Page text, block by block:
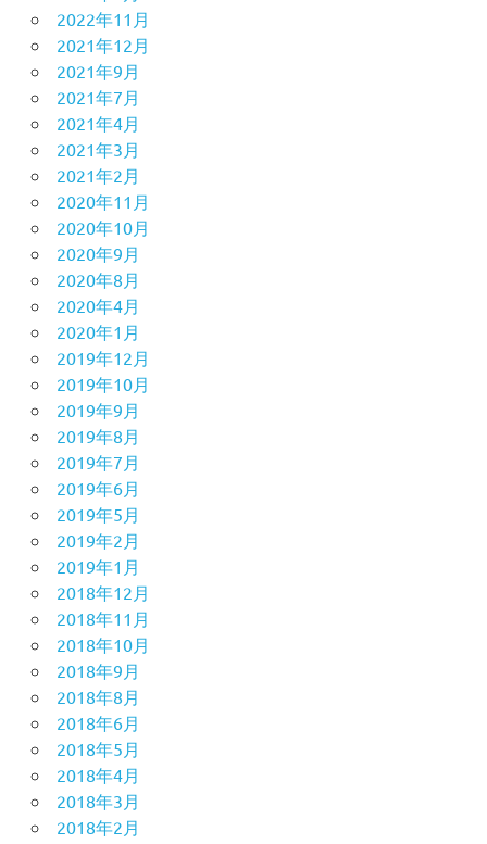
2022年11月
2021年12月
2021年9月
2021年7月
2021年4月
2021年3月
2021年2月
2020年11月
2020年10月
2020年9月
2020年8月
2020年4月
2020年1月
2019年12月
2019年10月
2019年9月
2019年8月
2019年7月
2019年6月
2019年5月
2019年2月
2019年1月
2018年12月
2018年11月
2018年10月
2018年9月
2018年8月
2018年6月
2018年5月
2018年4月
2018年3月
2018年2月